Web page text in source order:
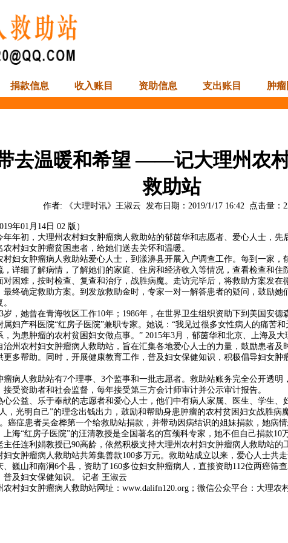
捐款信息 收入账目 资助信息 支出账目 肿
去温暖和希望 ——记大理州农
救助站
作者: 《大理时讯》王淑云 发布日期： 2019/1/17 16:42 点击量：
年01月14日 02 版）
年年初，大理州农村妇女肿瘤病人救助站的郁茵华和志愿者、爱心人士，先
农村妇女肿瘤贫困患者，给她们送去关怀和温暖。
村妇女肿瘤病人救助站爱心人士，到漾濞县开展入户调查工作。每到一家，
，详细了解病情，了解她们的家庭、住房和经济收入等情况，查看检查和住
对困难，按时检查、复查和治疗，战胜病魔。走访完毕后，将救助方案发在
最终确定救助方案。到发放救助金时，专家一对一解答患者的疑问，鼓励她
岁，她曾在青海牧区工作10年；1986年，在世界卫生组织资助下到美国安德
属妇产科医院“红房子医院”兼职专家。她说：“我见过很多女性病人的痛苦
，为患肿瘤的农村贫困妇女做点事。” 2015年3月，郁茵华和北京、上海及
州农村妇女肿瘤病人救助站，旨在汇集各地爱心人士的力量，鼓励患者及
更多帮助。同时，开展健康教育工作，普及妇女保健知识，积极倡导妇女肿
瘤病人救助站有7个理事、3个监事和一批志愿者。救助站账务完全公开透明
受资助者和社会监督，每年接受第三方会计师审计并公示审计报告。
心公益、乐于奉献的志愿者和爱心人士，他们中有病人家属、医生、学生、
，光明自己”的理念出钱出力，鼓励和帮助身患肿瘤的农村贫困妇女战胜病
癌症患者吴金桦第一个给救助站捐款，并带动因病结识的姐妹捐款，她病
上海“红房子医院”的汪清教授是全国著名的宫颈科专家，她不但自己捐款10
任连利娟教授已90高龄，依然积极支持大理州农村妇女肿瘤病人救助站的
妇女肿瘤病人救助站共筹集善款100多万元。救助站成立以来，爱心人士共
、巍山和南涧6个县，资助了160多位妇女肿瘤病人，直接资助112位两癌筛
普及妇女保健知识。 记者 王淑云
农村妇女肿瘤病人救助站网址：www.dalifn120.org；微信公众平台：大理农